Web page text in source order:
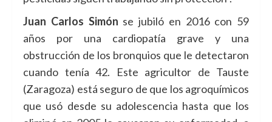
Juan Carlos Simón se jubiló en 2016 con 59
años por una cardiopatía grave y una
obstrucción de los bronquios que le detectaron
cuando tenía 42. Este agricultor de Tauste
(Zaragoza) está seguro de que los agroquímicos
que usó desde su adolescencia hasta que los